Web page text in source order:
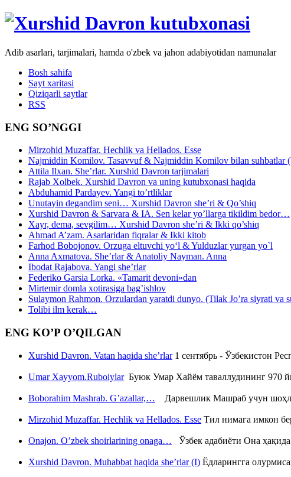
Adib asarlari, tarjimalari, hamda o'zbek va jahon adabiyotidan namunalar
Bosh sahifa
Sayt xaritasi
Qiziqarli saytlar
RSS
ENG SO’NGGI
Mirzohid Muzaffar. Hechlik va Hellados. Esse
Najmiddin Komilov. Tasavvuf & Najmiddin Komilov bilan suhbatlar
Attila Ilxan. She’rlar. Xurshid Davron tarjimalari
Rajab Xolbek. Xurshid Davron va uning kutubxonasi haqida
Abduhamid Pardayev. Yangi to’rtliklar
Unutayin degandim seni… Xurshid Davron she’ri & Qo’shiq
Xurshid Davron & Sarvara & IA. Sen kelar yo’llarga tikildim bedor…
Xayr, dema, sevgilim… Xurshid Davron she’ri & Ikki qo’shiq
Ahmad A’zam. Asarlaridan fiqralar & Ikki kitob
Farhod Bobojonov. Orzuga eltuvchi yo‘l & Yulduzlar yurgan yo`l
Anna Axmatova. She’rlar & Anatoliy Nayman. Anna
Ibodat Rajabova. Yangi she’rlar
Federiko Garsia Lorka. «Tamarit devoni»dan
Mirtemir domla xotirasiga bag’ishlov
Sulaymon Rahmon. Orzulardan yaratdi dunyo. (Tilak Jo’ra siyrati va
Tolibi ilm kerak…
ENG KO’P O’QILGAN
Xurshid Davron. Vatan haqida she’rlar1 сентябрь - Ўзбекистон
Umar Xayyom.RuboiylarБуюк Умар Хайём таваллудининг 970
Boborahim Mashrab. G’azallar,… Дарвешлик Машраб учун
Mirzohid Muzaffar. Hechlik va Hellados. Esse Тил нимага имкон
Onajon. O’zbek shoirlarining onaga… Ўзбек адабиёти Она
Xurshid Davron. Muhabbat haqida she’rlar (I) Ёдларингга